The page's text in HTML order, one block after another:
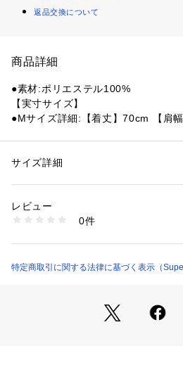
返品交換について
商品詳細
●素材:ポリエステル100%
【実寸サイズ】
●Mサイズ詳細:【着丈】70cm 【肩
【袖丈】67cm
ト。
●撥水性と防風性を兼ね備え、裏地
バックパックに入れて持ち運びたい
※弊社独自の採寸・計量方法により
め、多少の誤差が生じる場合があり
性別：メンズ
商品番号：
10861169301 （ショップ）
サイズ詳細
レビュー
0件
特定商取引に関する法律に基づく表示（